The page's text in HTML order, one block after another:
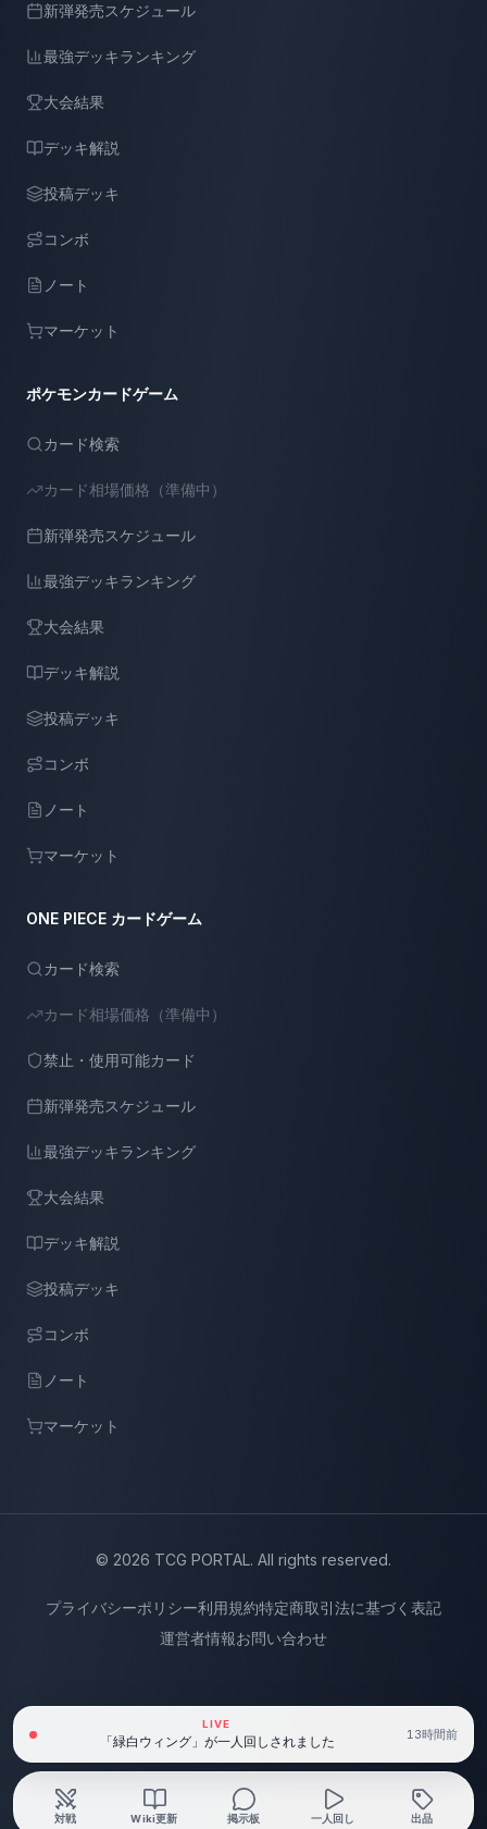
LIVE
「緑白ウィング」が一人回しされました 13時間前
対戦 Wiki更新 掲示板 一人回し 出品
新弾発売スケジュール
最強デッキランキング
大会結果
デッキ解説
投稿デッキ
コンボ
ノート
マーケット
ポケモンカードゲーム
カード検索
カード相場価格（準備中）
新弾発売スケジュール
最強デッキランキング
大会結果
デッキ解説
投稿デッキ
コンボ
ノート
マーケット
ONE PIECE カードゲーム
カード検索
カード相場価格（準備中）
禁止・使用可能カード
新弾発売スケジュール
最強デッキランキング
大会結果
デッキ解説
投稿デッキ
コンボ
ノート
マーケット
© 2026 TCG PORTAL. All rights reserved.
プライバシーポリシー利用規約特定商取引法に基づく表記
運営者情報お問い合わせ